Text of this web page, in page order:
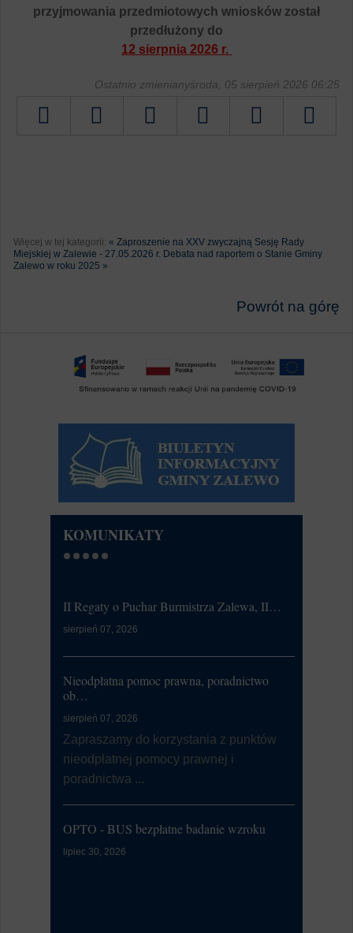
przyjmowania przedmiotowych wniosków został
przedłużony do
12 sierpnia 2026 r.
Ostatnio zmienianyśroda, 05 sierpień 2026 06:25
Więcej w tej kategorii: « Zaproszenie na XXV zwyczajną Sesję Rady
Miejskiej w Zalewie - 27.05.2026 r. Debata nad raportem o Stanie Gminy
Zalewo w roku 2025 »
Powrót na górę
KOMUNIKATY
II Regaty o Puchar Burmistrza Zalewa, II…
sierpień 07, 2026
Nieodpłatna pomoc prawna, poradnictwo
ob…
sierpień 07, 2026
Zapraszamy do korzystania z punktów
nieodpłatnej pomocy prawnej i
poradnictwa ...
OPTO - BUS bezpłatne badanie wzroku
lipiec 30, 2026